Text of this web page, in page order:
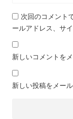
次回のコメント
ールアドレス、サ
新しいコメントを
新しい投稿をメー